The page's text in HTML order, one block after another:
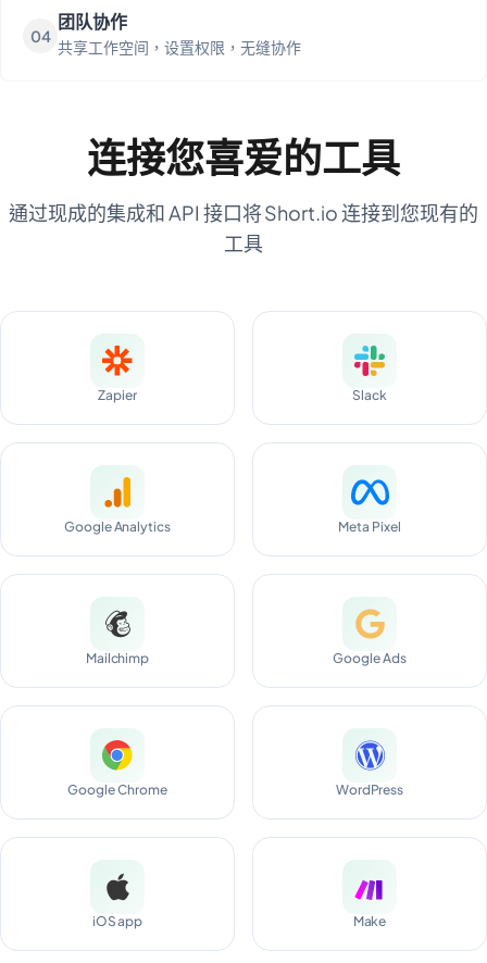
04
团队协作
共享工作空间，设置权限，无缝协作
连接您喜爱的工具
通过现成的集成和 API 接口将 Short.io 连接到您现有的
工具
Zapier Slack
Google Analytics Meta Pixel
Mailchimp Google Ads
Google Chrome WordPress
iOS app Make